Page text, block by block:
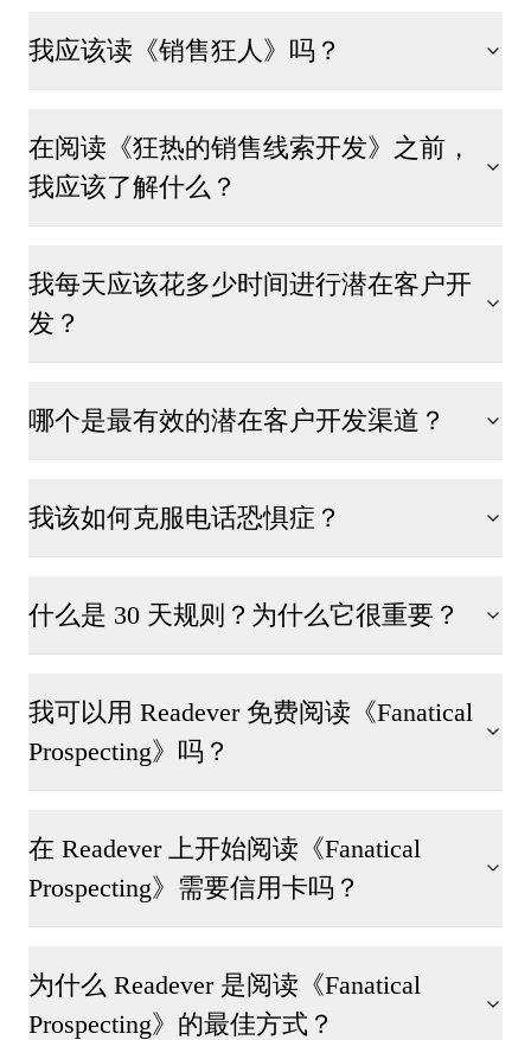
我应该读《销售狂人》吗？
在阅读《狂热的销售线索开发》之前，
我应该了解什么？
我每天应该花多少时间进行潜在客户开
发？
哪个是最有效的潜在客户开发渠道？
我该如何克服电话恐惧症？
什么是 30 天规则？为什么它很重要？
我可以用 Readever 免费阅读《Fanatical
Prospecting》吗？
在 Readever 上开始阅读《Fanatical
Prospecting》需要信用卡吗？
为什么 Readever 是阅读《Fanatical
Prospecting》的最佳方式？